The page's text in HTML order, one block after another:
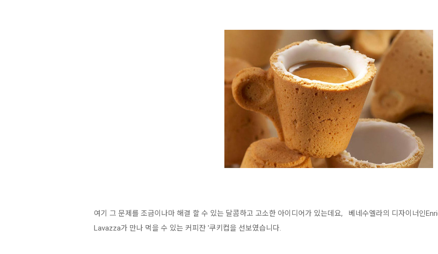
여기 그 문제를 조금이나마 해결 할 수 있는 달콤하고 고소한 아이디어가 있는데요, 베네수엘라의 디자이너인
Lavazza가 만나 먹을 수 있는 커피잔 '쿠키컵을 선보였습니다.